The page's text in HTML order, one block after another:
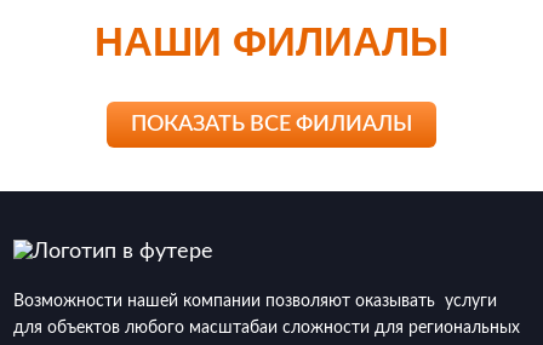
НАШИ ФИЛИАЛЫ
ПОКАЗАТЬ ВСЕ ФИЛИАЛЫ
Возможности нашей компании позволяют оказывать услуги
для объектов любого масштабаи сложности для региональных